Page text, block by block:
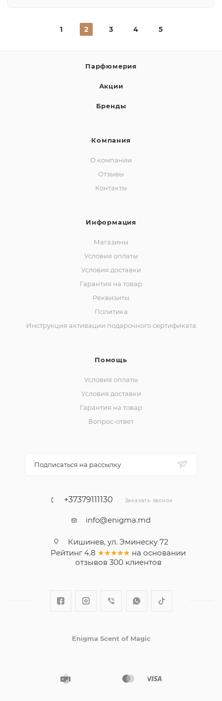
1 2 3 4 5
Парфюмерия
Акции
Бренды
Компания
О компании
Отзывы
Контакты
Информация
Магазины
Условия оплаты
Условия доставки
Гарантия на товар
Реквизиты
Политика
Инструкция активации подарочного сертификата
Помощь
Условия оплаты
Условия доставки
Гарантия на товар
Вопрос-ответ
Подписаться на рассылку
+37379111130 Заказать звонок
info@enigma.md
Кишинев, ул. Эминеску 72
Рейтинг 4.8 ★★★★★ на основании
отзывов 300клиентов
Enigma Scent of Magic